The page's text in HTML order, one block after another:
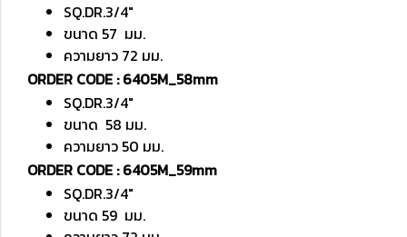
SQ.DR.3/4"
ขนาด 57 มม.
ความยาว 72 มม.
ORDER CODE : 6405M_58mm
SQ.DR.3/4"
ขนาด 58 มม.
ความยาว 50 มม.
ORDER CODE : 6405M_59mm
SQ.DR.3/4"
ขนาด 59 มม.